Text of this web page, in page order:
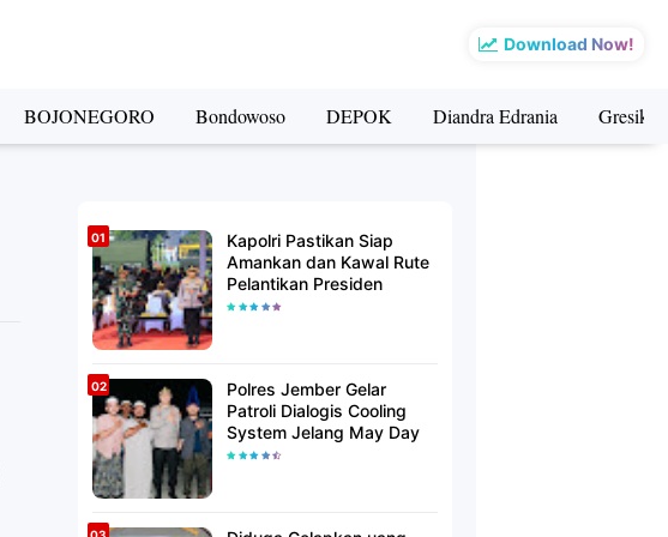
Download Now!
BOJONEGORO Bondowoso DEPOK Diandra Edrania Gresik
Kapolri Pastikan Siap
Amankan dan Kawal Rute
Pelantikan Presiden
Polres Jember Gelar
Patroli Dialogis Cooling
System Jelang May Day